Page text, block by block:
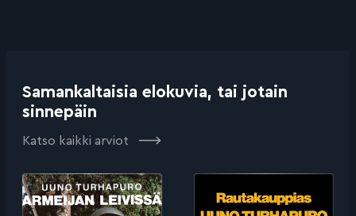
Samankaltaisia elokuvia, tai jotain
sinnepäin
Katso kaikki arviot